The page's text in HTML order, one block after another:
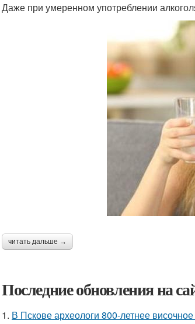
Даже при умеренном употреблении
читать дальше →
Последние обновления на
1. В Пскове археологи 800-летнее